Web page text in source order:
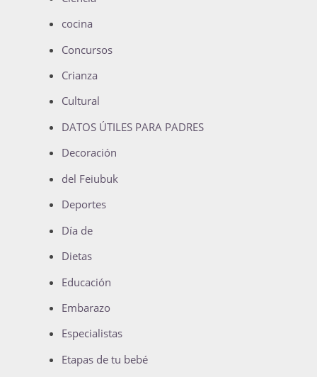
cocina
Concursos
Crianza
Cultural
DATOS ÚTILES PARA PADRES
Decoración
del Feiubuk
Deportes
Día de
Dietas
Educación
Embarazo
Especialistas
Etapas de tu bebé